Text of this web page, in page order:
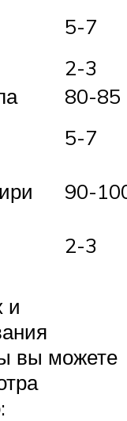
5-7
2-3
80-85
5-7
90-
2-3
и
вы можете